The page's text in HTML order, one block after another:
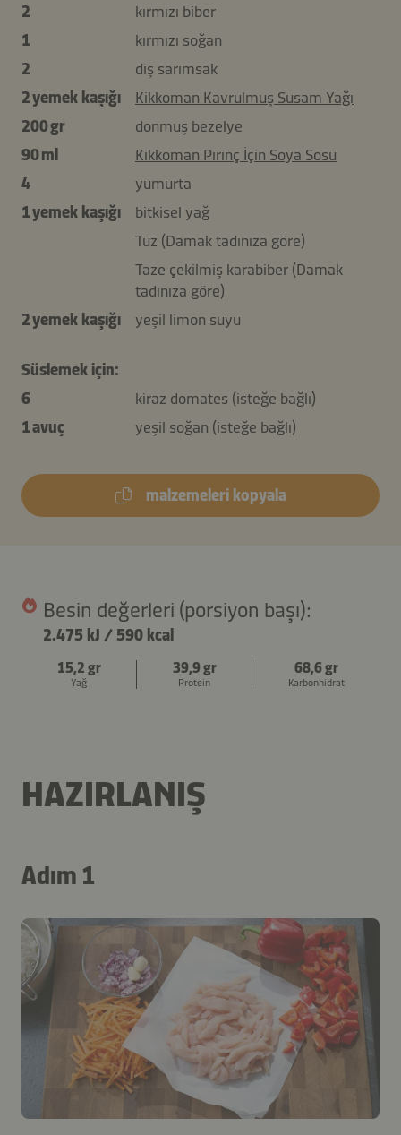
2
kırmızı biber
1
kırmızı soğan
2
diş sarımsak
2 yemek kaşığı
Kikkoman Kavrulmuş Susam Yağı
200 gr
donmuş bezelye
90 ml
Kikkoman Pirinç İçin Soya Sosu
4
yumurta
1 yemek kaşığı
bitkisel yağ
Tuz (Damak tadınıza göre)
Taze çekilmiş karabiber (Damak
tadınıza göre)
2 yemek kaşığı
yeşil limon suyu
Süslemek için:
6
kiraz domates (isteğe bağlı)
1 avuç
yeşil soğan (isteğe bağlı)
malzemeleri kopyala
Besin değerleri (porsiyon başı):
2.475 kJ / 590 kcal
15,2 gr
Yağ
39,9 gr
Protein
68,6 gr
Karbonhidrat
HAZIRLANIŞ
Adım 1